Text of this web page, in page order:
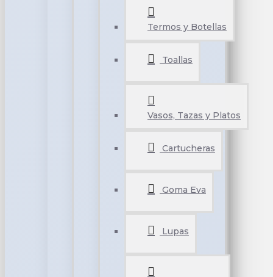
Termos y Botellas
Toallas
Vasos, Tazas y Platos
Cartucheras
Goma Eva
Lupas